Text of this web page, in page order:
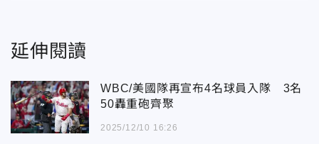
延伸閱讀
WBC/美國隊再宣布4名球員入隊 3名
50轟重砲齊聚
2025/12/10 16:26